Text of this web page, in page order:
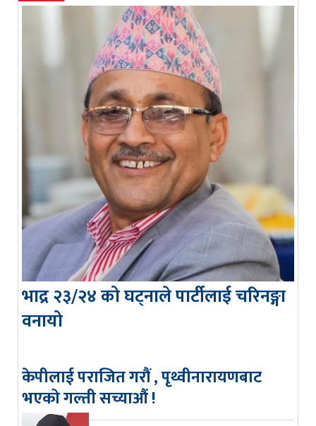
भाद्र २३/२४ को घट्नाले पार्टीलाई चरिनङ्गा
वनायो
केपीलाई पराजित गरौं , पृथ्वीनारायणबाट
भएको गल्ती सच्याऔं !